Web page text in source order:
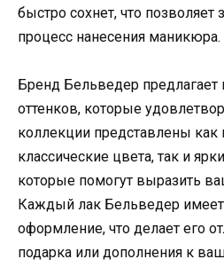
быстро сохнет, что позволяет
процесс нанесения маникюра.
Бренд Бельведер
оттенков, которые
коллекции представлены как
классические цвета, так и
которые помогут выразить
Каждый лак Бельведер имеет
оформление, что делает его
подарка или дополнения к